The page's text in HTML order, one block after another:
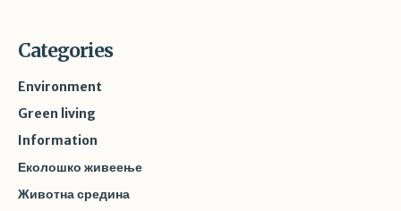
Categories
Environment
Green living
Information
Еколошко живеење
Животна средина